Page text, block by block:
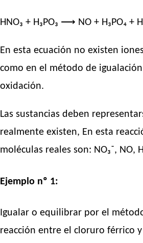
HNO₃ + H₃PO₃ ⟶ NO + H₃PO₄ +
En esta ecuación no existen iones:
como en el método de
oxidación.
Las sustancias deben
realmente existen, En esta
moléculas reales son: NO₃⁻, NO,
Ejemplo nº 1:
Igualar o equilibrar por el
reacción entre el cloruro férrico